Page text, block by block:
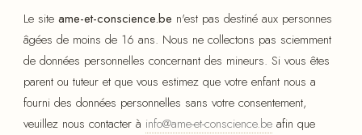
Le site ame-et-conscience.be n'est pas destiné aux personnes
âgées de moins de 16 ans. Nous ne collectons pas sciemment
de données personnelles concernant des mineurs. Si vous êtes
parent ou tuteur et que vous estimez que votre enfant nous a
fourni des données personnelles sans votre consentement,
veuillez nous contacter à info@ame-et-conscience.be afin que